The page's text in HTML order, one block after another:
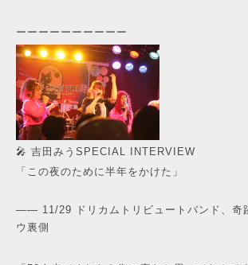
ーーーーーーーーーー
🎤 吉田みうSPECIAL INTERVIEW
「この夜のために半年をかけた」
—— 11/29 ドリカムトリビュートバンド、奇
ウ裏側